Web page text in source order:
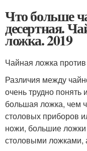
Что больше
десертная.
ложка. 2019
Чайная ложка
Различия между
очень трудно
большая ложка, чем
столовых приборов
ножи, большие
столовыми ложками,